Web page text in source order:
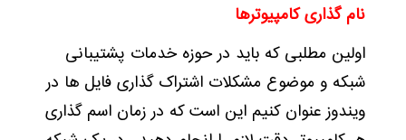
نام گذاری کامپیوترها
اولین مطلبی که باید در حوزه خدمات پشتیبانی
شبکه و موضوع مشکلات اشتراک گذاری فایل ها در
ویندوز عنوان کنیم این است که در زمان اسم گذاری